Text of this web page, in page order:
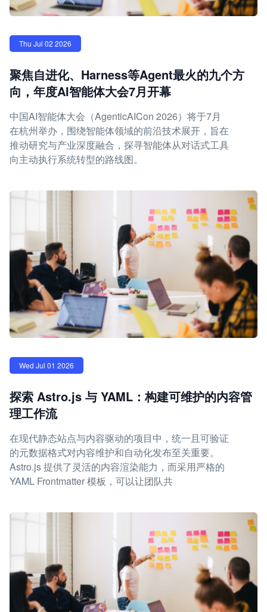
Thu Jul 02 2026
聚焦自进化、Harness等Agent最火的九个方
向，年度AI智能体大会7月开幕
中国AI智能体大会（AgenticAICon 2026）将于7月
在杭州举办，围绕智能体领域的前沿技术展开，旨在
推动研究与产业深度融合，探寻智能体从对话式工具
向主动执行系统转型的路线图。
Wed Jul 01 2026
探索 Astro.js 与 YAML：构建可维护的内容管
理工作流
在现代静态站点与内容驱动的项目中，统一且可验证
的元数据格式对内容维护和自动化发布至关重要。
Astro.js 提供了灵活的内容渲染能力，而采用严格的
YAML Frontmatter 模板，可以让团队共